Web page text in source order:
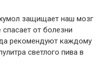
защищает наш мозг
от болезни
рекомендуют каждому
светлого пива в